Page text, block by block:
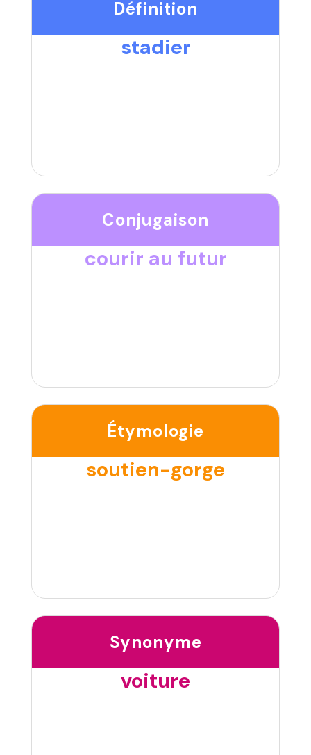
Définition
stadier
Conjugaison
courir au futur
Étymologie
soutien-gorge
Synonyme
voiture